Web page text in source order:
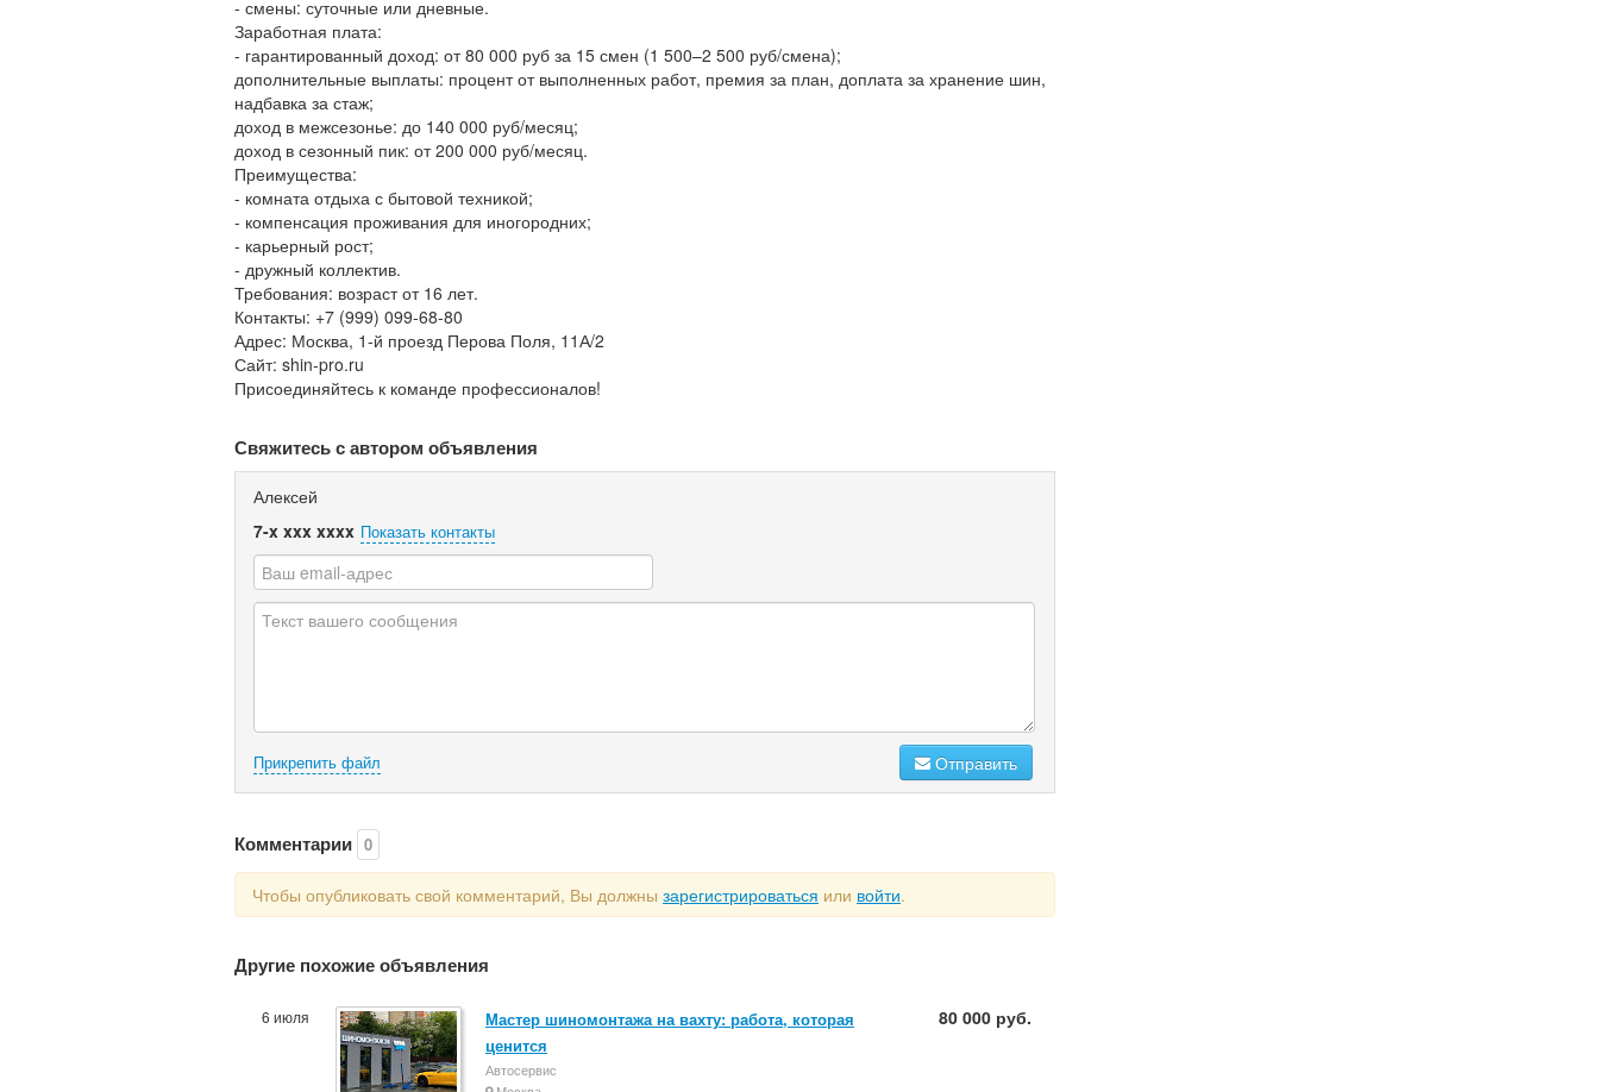
- смены: суточные или дневные.
Заработная плата:
- гарантированный доход: от 80 000 руб за 15 смен (1 500–2 500 руб/смена);
дополнительные выплаты: процент от выполненных работ, премия за план, доплата за хранение шин,
надбавка за стаж;
доход в межсезонье: до 140 000 руб/месяц;
доход в сезонный пик: от 200 000 руб/месяц.
Преимущества:
- комната отдыха с бытовой техникой;
- компенсация проживания для иногородних;
- карьерный рост;
- дружный коллектив.
Требования: возраст от 16 лет.
Контакты: +7 (999) 099-68-80
Адрес: Москва, 1-й проезд Перова Поля, 11А/2
Сайт: shin-pro.ru
Присоединяйтесь к команде профессионалов!
Свяжитесь с автором объявления
Алексей
7-x xxx xxxx Показать контакты
Прикрепить файл Отправить
Комментарии 0
Чтобы опубликовать свой комментарий, Вы должны зарегистрироваться или войти.
Другие похожие объявления
6 июля
Мастер шиномонтажа на вахту: работа, которая
ценится
Автосервис
80 000 руб.